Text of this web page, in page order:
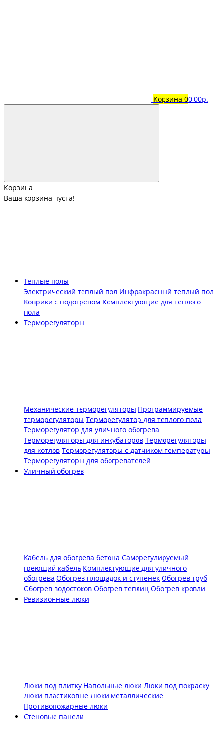
Корзина 00.00р.
Корзина
Ваша корзина пуста!
Теплые полы
Электрический теплый пол Инфракрасный теплый пол
Коврики с подогревом Комплектующие для теплого
пола
Терморегуляторы
Механические терморегуляторы Программируемые
терморегуляторы Терморегулятор для теплого пола
Терморегулятор для уличного обогрева
Терморегуляторы для инкубаторов Терморегуляторы
для котлов Терморегуляторы с датчиком температуры
Терморегуляторы для обогревателей
Уличный обогрев
Кабель для обогрева бетона Саморегулируемый
греющий кабель Комплектующие для уличного
обогрева Обогрев площадок и ступенек Обогрев труб
Обогрев водостоков Обогрев теплиц Обогрев кровли
Ревизионные люки
Люки под плитку Напольные люки Люки под покраску
Люки пластиковые Люки металлические
Противопожарные люки
Стеновые панели